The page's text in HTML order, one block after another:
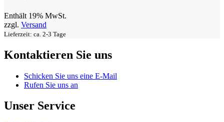
Enthält 19% MwSt.
zzgl. Versand
Lieferzeit: ca. 2-3 Tage
Kontaktieren Sie uns
Schicken Sie uns eine E-Mail
Rufen Sie uns an
Unser Service